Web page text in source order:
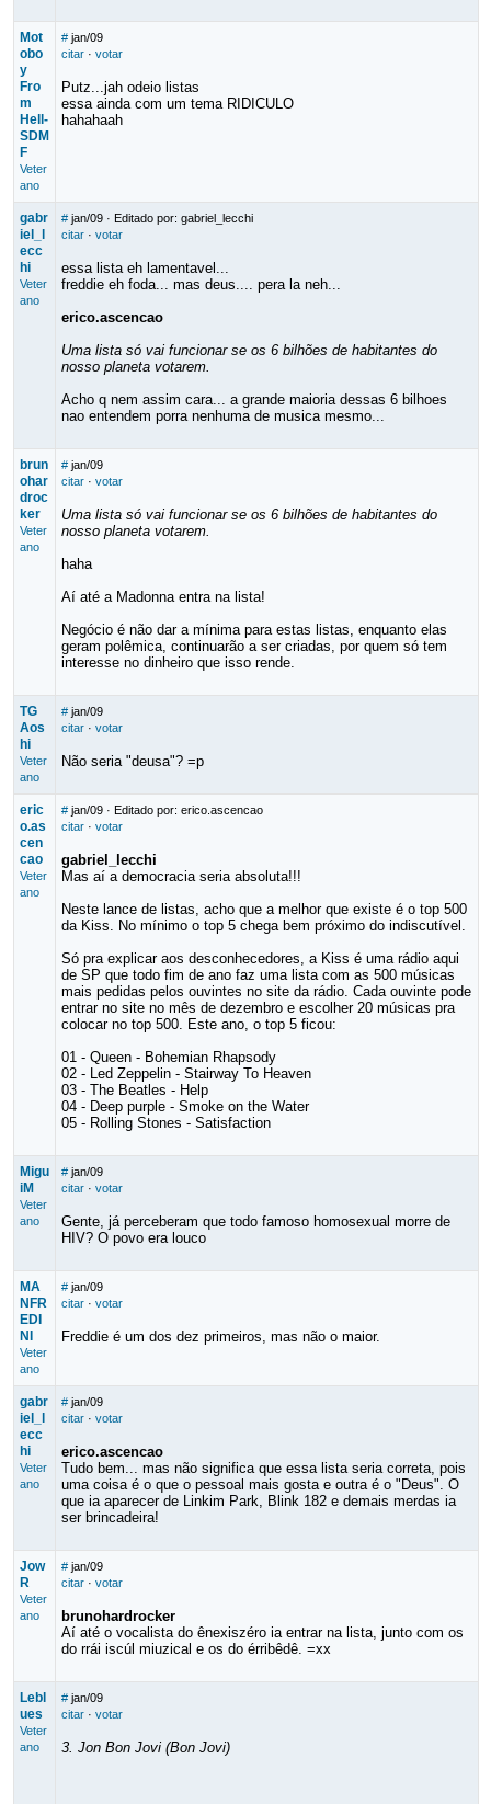
Mot
obo
y
Fro
m
Hell-
SDM
F
Veter
ano
# jan/09
citar· votar
Putz...jah odeio listas
essa ainda com um tema RIDICULO
hahahaah
gabr
iel_l
ecc
hi
Veter
ano
# jan/09· Editado por: gabriel_lecchi
citar· votar
essa lista eh lamentavel...
freddie eh foda... mas deus.... pera la neh...
erico.ascencao
Uma lista só vai funcionar se os 6 bilhões de habitantes do
nosso planeta votarem.
Acho q nem assim cara... a grande maioria dessas 6 bilhoes
nao entendem porra nenhuma de musica mesmo...
brun
ohar
droc
ker
Veter
ano
# jan/09
citar· votar
Uma lista só vai funcionar se os 6 bilhões de habitantes do
nosso planeta votarem.
haha
Aí até a Madonna entra na lista!
Negócio é não dar a mínima para estas listas, enquanto elas
geram polêmica, continuarão a ser criadas, por quem só tem
interesse no dinheiro que isso rende.
TG
Aos
hi
Veter
ano
# jan/09
citar· votar
Não seria "deusa"? =p
eric
o.as
cen
cao
Veter
ano
# jan/09· Editado por: erico.ascencao
citar· votar
gabriel_lecchi
Mas aí a democracia seria absoluta!!!
Neste lance de listas, acho que a melhor que existe é o top 500
da Kiss. No mínimo o top 5 chega bem próximo do indiscutível.
Só pra explicar aos desconhecedores, a Kiss é uma rádio aqui
de SP que todo fim de ano faz uma lista com as 500 músicas
mais pedidas pelos ouvintes no site da rádio. Cada ouvinte pode
entrar no site no mês de dezembro e escolher 20 músicas pra
colocar no top 500. Este ano, o top 5 ficou:
01 - Queen - Bohemian Rhapsody
02 - Led Zeppelin - Stairway To Heaven
03 - The Beatles - Help
04 - Deep purple - Smoke on the Water
05 - Rolling Stones - Satisfaction
Migu
iM
Veter
ano
# jan/09
citar· votar
Gente, já perceberam que todo famoso homosexual morre de
HIV? O povo era louco
MA
NFR
EDI
NI
Veter
ano
# jan/09
citar· votar
Freddie é um dos dez primeiros, mas não o maior.
gabr
iel_l
ecc
hi
Veter
ano
# jan/09
citar· votar
erico.ascencao
Tudo bem... mas não significa que essa lista seria correta, pois
uma coisa é o que o pessoal mais gosta e outra é o "Deus". O
que ia aparecer de Linkim Park, Blink 182 e demais merdas ia
ser brincadeira!
Jow
R
Veter
ano
# jan/09
citar· votar
brunohardrocker
Aí até o vocalista do ênexiszéro ia entrar na lista, junto com os
do rrái iscúl miuzical e os do érribêdê. =xx
Lebl
ues
Veter
ano
# jan/09
citar· votar
3. Jon Bon Jovi (Bon Jovi)